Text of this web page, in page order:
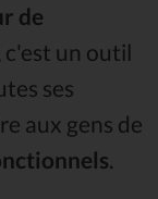
de
c'est un outil
ses
aux gens de